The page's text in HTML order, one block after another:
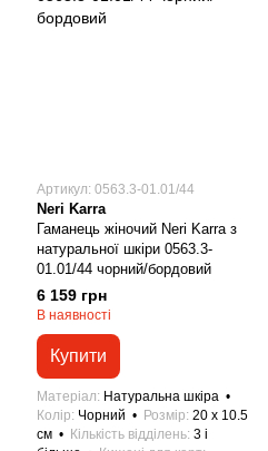
Артикул: 0563.3-01.01/44
Neri Karra
Гаманець жіночий Neri Karra з
натуральної шкіри 0563.3-
01.01/44 чорний/бордовий
6 159 грн
В наявності
Купити
Матеріал
Натуральна шкіра
Колір Чорний Розмір 20 x 10.5
см
Кількість відділень 3 і